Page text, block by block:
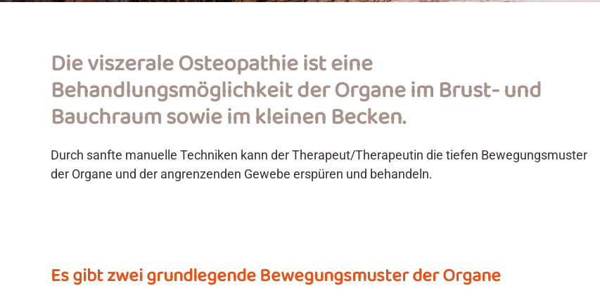
Die viszerale Osteopathie ist eine
Behandlungsmöglichkeit der Organe im Brust- und
Bauchraum sowie im kleinen Becken.
Durch sanfte manuelle Techniken kann der Therapeut/Therapeutin die tiefen Bewegungsmuster
der Organe und der angrenzenden Gewebe erspüren und behandeln.
Es gibt zwei grundlegende Bewegungsmuster der Organe